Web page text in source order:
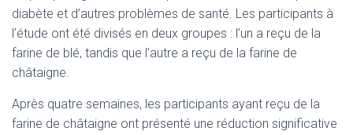
diabète et d’autres problèmes de santé. Les participants à
l’étude ont été divisés en deux groupes : l’un a reçu de la
farine de blé, tandis que l’autre a reçu de la farine de
châtaigne.
Après quatre semaines, les participants ayant reçu de la
farine de châtaigne ont présenté une réduction significative